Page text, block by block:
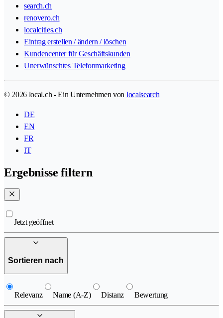
search.ch
renovero.ch
localcities.ch
Eintrag erstellen / ändern / löschen
Kundencenter für Geschäftskunden
Unerwünschtes Telefonmarketing
© 2026 local.ch - Ein Unternehmen von localsearch
DE
EN
FR
IT
Ergebnisse filtern
Jetzt geöffnet
Sortieren nach
Relevanz Name (A-Z) Distanz Bewertung